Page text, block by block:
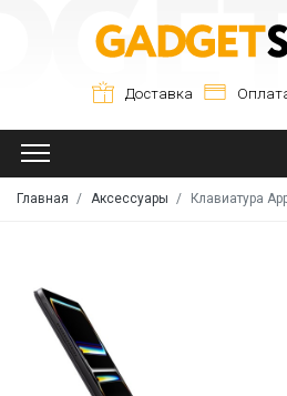
Доставка
Главная Аксессуары Клавиатура